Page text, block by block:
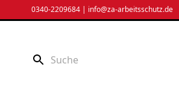
Inhalt
0340-2209684 | info@za-arbeitsschutz.de